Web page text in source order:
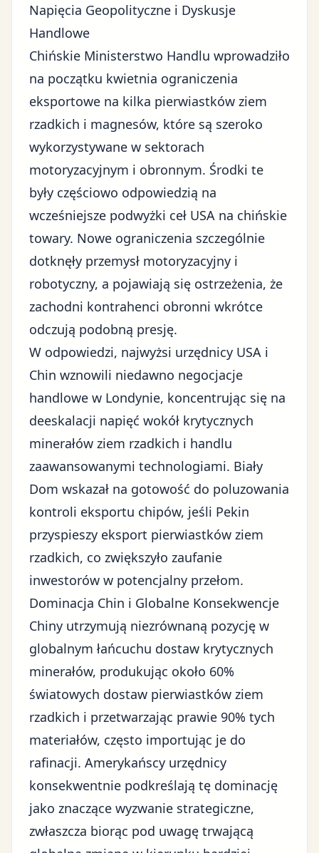
Napięcia Geopolityczne i Dyskusje
Handlowe
Chińskie Ministerstwo Handlu wprowadziło
na początku kwietnia ograniczenia
eksportowe na kilka pierwiastków ziem
rzadkich i magnesów, które są szeroko
wykorzystywane w sektorach
motoryzacyjnym i obronnym. Środki te
były częściowo odpowiedzią na
wcześniejsze podwyżki ceł USA na chińskie
towary. Nowe ograniczenia szczególnie
dotknęły przemysł motoryzacyjny i
robotyczny, a pojawiają się ostrzeżenia, że
zachodni kontrahenci obronni wkrótce
odczują podobną presję.
W odpowiedzi, najwyżsi urzędnicy USA i
Chin wznowili niedawno negocjacje
handlowe w Londynie, koncentrując się na
deeskalacji napięć wokół krytycznych
minerałów ziem rzadkich i handlu
zaawansowanymi technologiami. Biały
Dom wskazał na gotowość do poluzowania
kontroli eksportu chipów, jeśli Pekin
przyspieszy eksport pierwiastków ziem
rzadkich, co zwiększyło zaufanie
inwestorów w potencjalny przełom.
Dominacja Chin i Globalne Konsekwencje
Chiny utrzymują niezrównaną pozycję w
globalnym łańcuchu dostaw krytycznych
minerałów, produkując około 60%
światowych dostaw pierwiastków ziem
rzadkich i przetwarzając prawie 90% tych
materiałów, często importując je do
rafinacji. Amerykańscy urzędnicy
konsekwentnie podkreślają tę dominację
jako znaczące wyzwanie strategiczne,
zwłaszcza biorąc pod uwagę trwającą